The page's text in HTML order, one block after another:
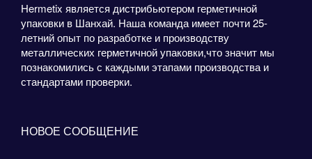
Hermetix является дистрибьютером герметичной
упаковки в Шанхай. Наша команда имеет почти 25-
летний опыт по разработке и производству
металлических герметичной упаковки,что значит мы
познакомились с каждыми этапами производства и
стандартами проверки.
НОВОЕ СООБЩЕНИЕ